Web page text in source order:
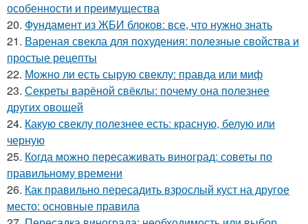
особенности и преимущества
20. Фундамент из ЖБИ блоков: все, что нужно знать
21. Вареная свекла для похудения: полезные свойства и
простые рецепты
22. Можно ли есть сырую свеклу: правда или миф
23. Секреты варёной свёклы: почему она полезнее
других овощей
24. Какую свеклу полезнее есть: красную, белую или
черную
25. Когда можно пересаживать виноград: советы по
правильному времени
26. Как правильно пересадить взрослый куст на другое
место: основные правила